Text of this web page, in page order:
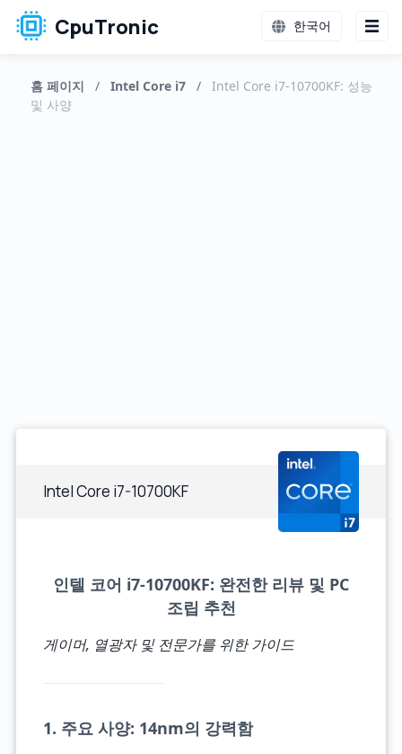
CpuTronic 한국어
홈 페이지 / Intel Core i7 /
Intel Core i7-10700KF: 성능
및 사양
Intel Core i7-10700KF
인텔 코어 i7-10700KF: 완전한 리뷰 및 PC
조립 추천
게이머, 열광자 및 전문가를 위한 가이드
1. 주요 사양: 14nm의 강력함